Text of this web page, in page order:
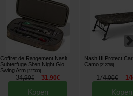
Coffret de Rangement Nash
Subterfuge Siren Night Glo
Swing Arm [227003]
34,90€ 31,90€
Kopen
Nash Hi Protect
Camo [212766]
174,00€
Kopen